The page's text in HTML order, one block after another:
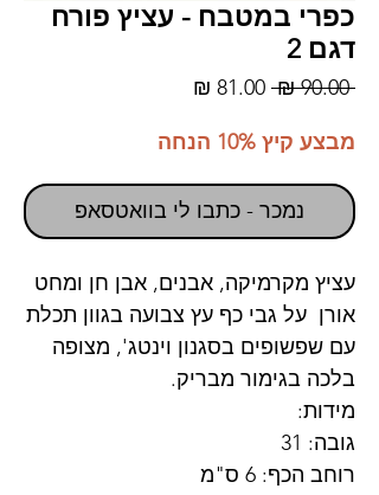
כפרי במטבח - עציץ פורח
דגם 2
‏90.00 ‏₪
מחיר
מבצע קיץ 10% הנחה
נמכר - כתבו לי בוואטסאפ
עציץ מקרמיקה, אבנים, אבן חן ומחט
אורן על גבי כף עץ צבועה בגוון תכלת
עם שפשופים בסגנון וינטג', מצופה
בלכה בגימור מבריק.
מידות:
גובה: 31
רוחב הכף: 6 ס"מ